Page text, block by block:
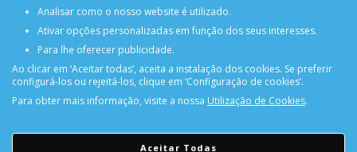
Encomendas acima de 150€
Analisar como o nosso website é utilizado.
Ativar opções personalizadas em função dos seus interesses.
Para lhe oferecer publicidade.
Ao clicar em ‘Aceitar todas’, aceita a instalação dos cookies. Se preferir
configurá-los ou rejeitá-los, clique em ‘Configuração de cookies’.
Para obter mais informação, visite a nossa Utilização de Cookies.
Aceitar Todas